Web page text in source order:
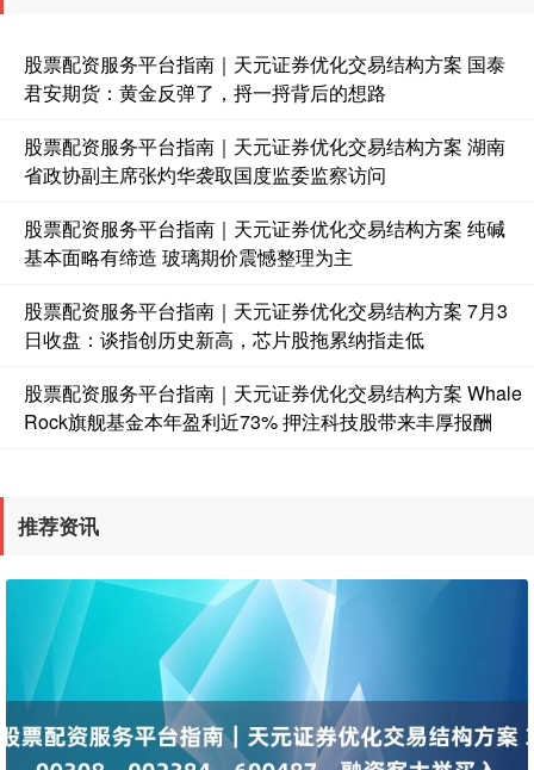
基金指数 7242.10 +12.30 +0.17%
国债指数 229.69 +0.10 +0.04%
7877.80 +164.40
股票配资服务平台指南｜天元证券优化交易结构方案 国泰
君安期货：黄金反弹了，捋一捋背后的想路
股票配资服务平台指南｜天元证券优化交易结构方案 湖南
省政协副主席张灼华袭取国度监委监察访问
股票配资服务平台指南｜天元证券优化交易结构方案 纯碱
基本面略有缔造 玻璃期价震憾整理为主
股票配资服务平台指南｜天元证券优化交易结构方案 7月3
日收盘：谈指创历史新高，芯片股拖累纳指走低
股票配资服务平台指南｜天元证券优化交易结构方案 Whale
Rock旗舰基金本年盈利近73% 押注科技股带来丰厚报酬
推荐资讯